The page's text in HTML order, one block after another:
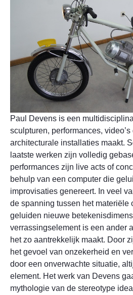
Paul Devens is een
sculpturen, performances,
architecturale installaties maakt.
laatste werken zijn volledig
performances zijn live acts of
behulp van een computer die
improvisaties genereert. In veel
de spanning tussen het materiële
geluiden nieuwe
verrassingselement is een ander
het zo aantrekkelijk maakt. Door
het gevoel van onzekerheid en
door een onverwachte situatie,
element. Het werk van Devens
mythologie van de stereotype